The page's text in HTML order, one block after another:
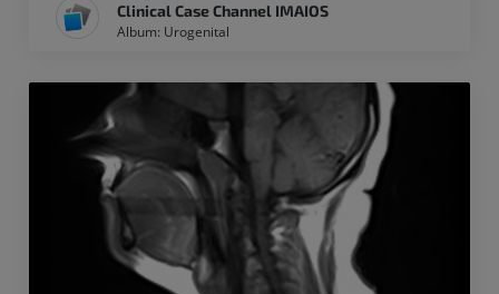
Clinical Case Channel IMAIOS
Album: Urogenital